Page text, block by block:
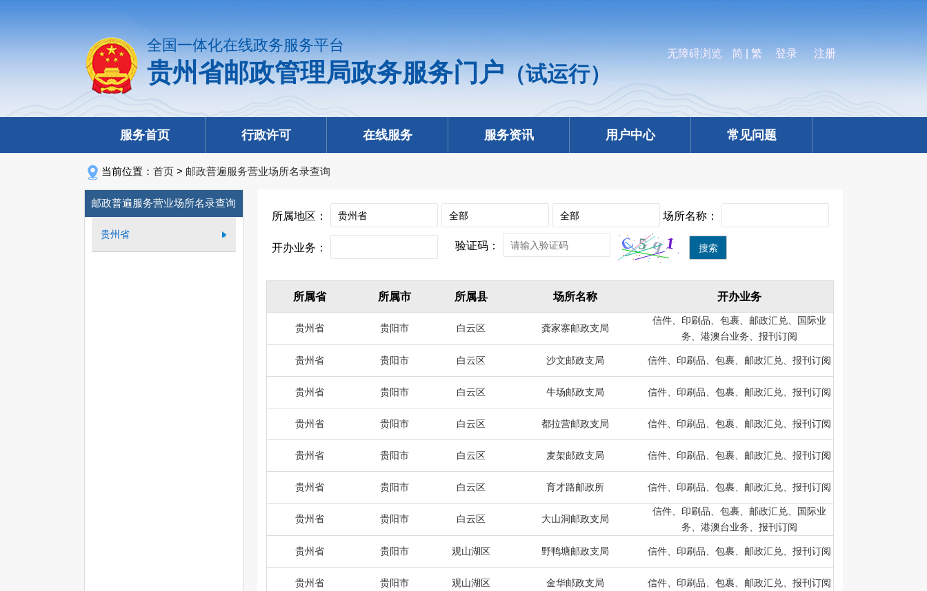
全国一体化在线政务服务平台
贵州省邮政管理局政务服务门户（试运行）
无障碍浏览 简 繁 登录 注册
服务首页 行政许可 在线服务 服务资讯 用户中心 常见问题
当前位置： 首页 > 邮政普遍服务营业场所名录查询
邮政普遍服务营业场所名录查询
贵州省
所属地区： 场所名称：
开办业务： 验证码： 搜索
所属省 所属市 所属县 场所名称 开办业务
贵州省 贵阳市 白云区 龚家寨邮政支局
信件、印刷品、包裹、邮政汇兑、国际业
务、港澳台业务、报刊订阅
贵州省 贵阳市 白云区 沙文邮政支局 信件、印刷品、包裹、邮政汇兑、报刊订阅
贵州省 贵阳市 白云区 牛场邮政支局 信件、印刷品、包裹、邮政汇兑、报刊订阅
贵州省 贵阳市 白云区 都拉营邮政支局 信件、印刷品、包裹、邮政汇兑、报刊订阅
贵州省 贵阳市 白云区 麦架邮政支局 信件、印刷品、包裹、邮政汇兑、报刊订阅
贵州省 贵阳市 白云区 育才路邮政所 信件、印刷品、包裹、邮政汇兑、报刊订阅
贵州省 贵阳市 白云区 大山洞邮政支局
信件、印刷品、包裹、邮政汇兑、国际业
务、港澳台业务、报刊订阅
贵州省 贵阳市 观山湖区 野鸭塘邮政支局 信件、印刷品、包裹、邮政汇兑、报刊订阅
贵州省 贵阳市 观山湖区 金华邮政支局 信件、印刷品、包裹、邮政汇兑、报刊订阅